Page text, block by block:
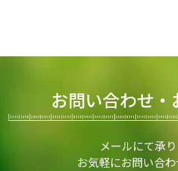
お問い合わせ
メールにて承り
お気軽にお問い合わ